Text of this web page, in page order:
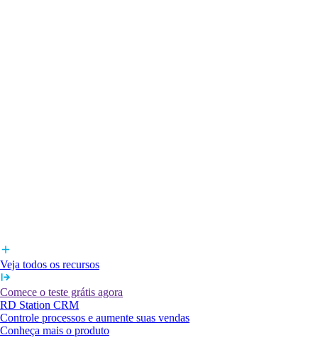
Veja todos os recursos
Comece o teste grátis agora
RD Station CRM
Controle processos e aumente suas vendas
Conheça mais o produto